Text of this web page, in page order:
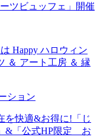
ツビュッフェ」開催
Happy ハロウィン
＆ アート工房 ＆ 縁
ション
を快適&お得に!「じ
&「公式HP限定 お